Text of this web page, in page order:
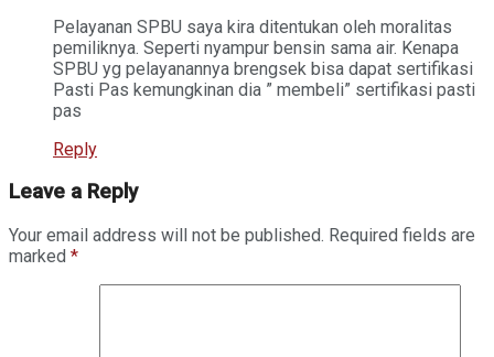
Pelayanan SPBU saya kira ditentukan oleh moralitas
pemiliknya. Seperti nyampur bensin sama air. Kenapa
SPBU yg pelayanannya brengsek bisa dapat sertifikasi
Pasti Pas kemungkinan dia ” membeli” sertifikasi pasti
pas
Reply
Leave a Reply
Your email address will not be published. Required fields are
marked *